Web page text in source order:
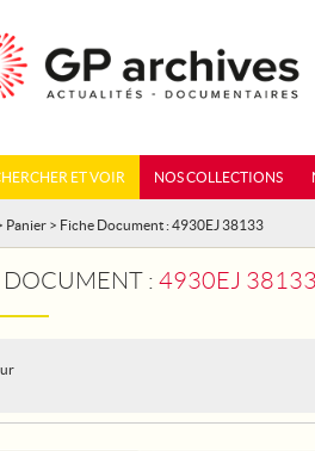
ET VOIR NOS COLLECTIONS
Panier > Fiche Document : 4930EJ 38133
DOCUMENT : 4930EJ 38133